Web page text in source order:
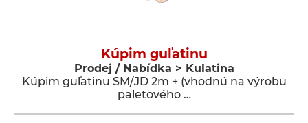
Kúpim guľatinu
Prodej / Nabídka > Kulatina
Kúpim guľatinu SM/JD 2m + (vhodnú na výrobu
paletového …